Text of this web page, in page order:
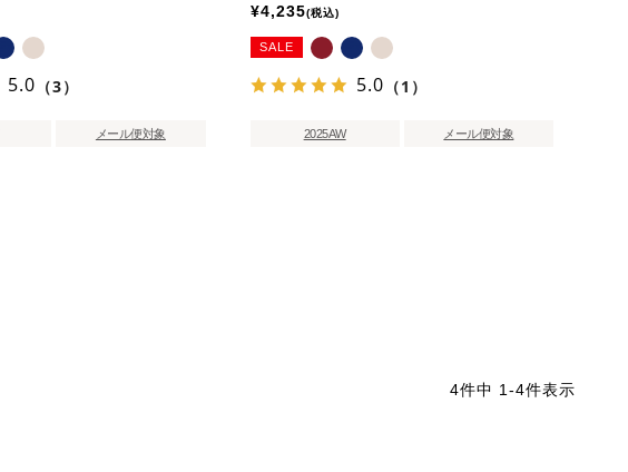
5.0 （3）
メール便対象
¥4,235 税込
SALE
5.0 （1）
2025AW メール便対象
4件中 1 -4件表示